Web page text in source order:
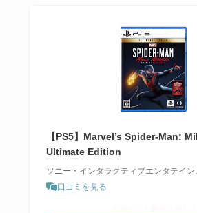
【PS5】Marvel’s Spider-Man:
Ultimate Edition
ソニー・インタラクティブエンタテイン
口コミを見る